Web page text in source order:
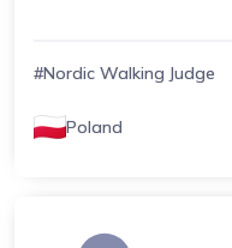
#Nordic Walking Judge
Poland